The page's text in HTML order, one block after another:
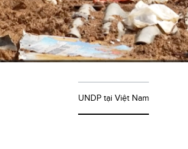
UNDP tại Việt Nam